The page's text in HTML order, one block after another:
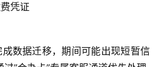
凭证
数据迁移，期间可能出现短暂信